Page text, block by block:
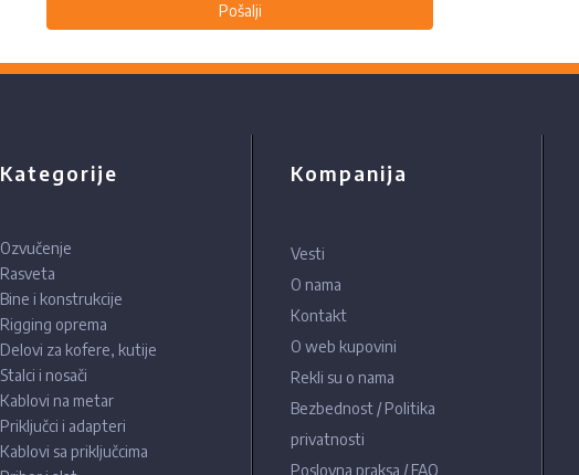
Pošalji
Kategorije
Ozvučenje
Rasveta
Bine i konstrukcije
Rigging oprema
Delovi za kofere, kutije
Stalci i nosači
Kablovi na metar
Priključci i adapteri
Kablovi sa priključcima
Kompanija
Vesti
O nama
Kontakt
O web kupovini
Rekli su o nama
Bezbednost / Politika
privatnosti
Poslovna praksa / FAQ